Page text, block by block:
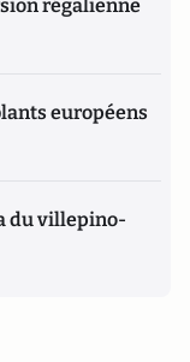
régalienne
européens
du villepino-